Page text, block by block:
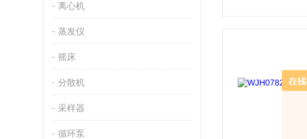
离心机
蒸发仪
摇床
分散机
采样器
循环泵